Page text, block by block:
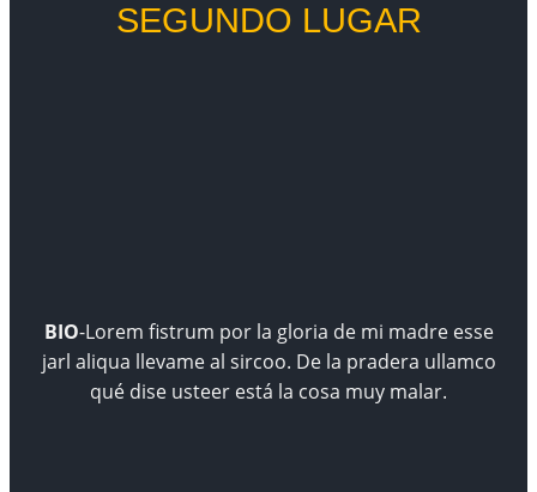
SEGUNDO LUGAR
BIO-Lorem fistrum por la gloria de mi madre esse
jarl aliqua llevame al sircoo. De la pradera ullamco
qué dise usteer está la cosa muy malar.